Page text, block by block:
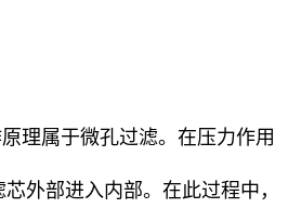
理属于微孔过滤。在压力作用
外部进入内部。在此过程中，